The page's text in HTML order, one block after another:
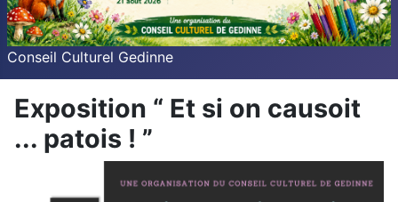
Conseil Culturel Gedinne
Exposition “ Et si on causoit
... patois ! ”